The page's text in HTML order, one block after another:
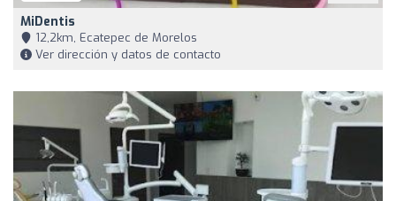
MiDentis
12,2km, Ecatepec de Morelos
Ver dirección y datos de contacto